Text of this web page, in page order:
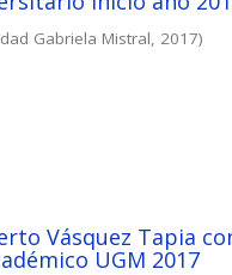
Gabriela Mistral 2017)
Vásquez Tapia
UGM 2017